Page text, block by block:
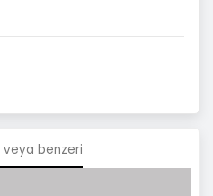
veya benzeri